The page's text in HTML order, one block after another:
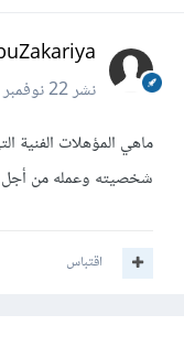
نشر22 نوفمبر 2015
ماهي المؤهلات الفنية
شخصيته وعمله من
اقتباس